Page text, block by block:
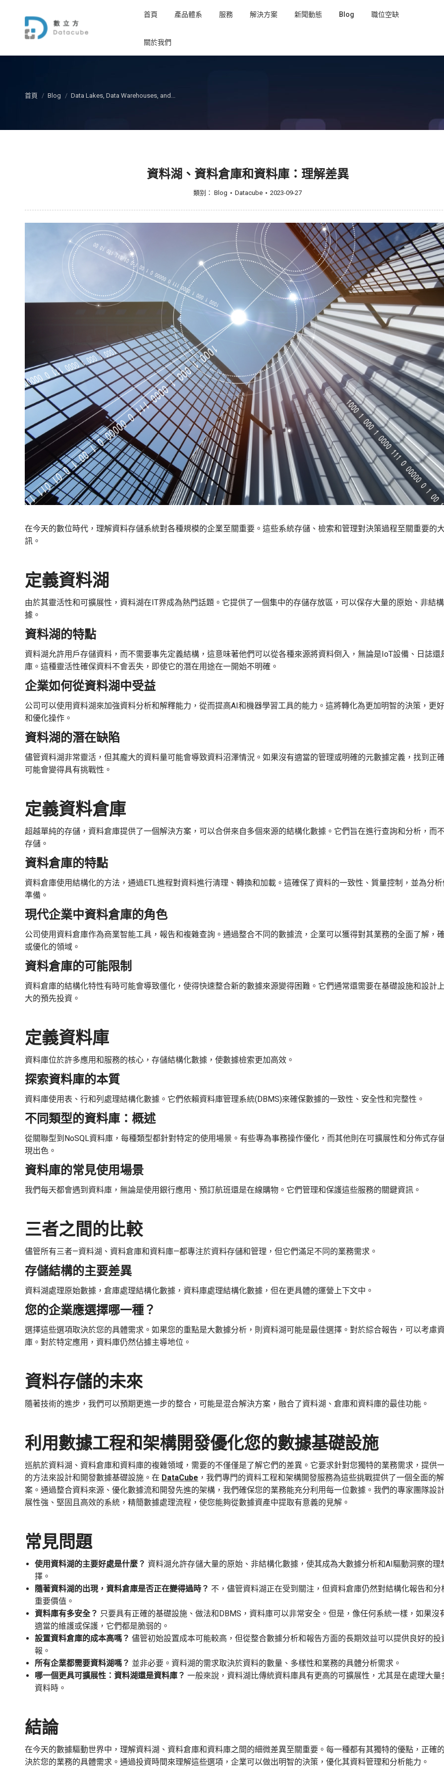
首頁 產品體系 服務 解決方案 新聞動態 Blog 職位空缺
關於我們
您在这里：
首頁 Blog Data Lakes, Data Warehouses, and...
資料湖、資料倉庫和資料庫：理解差異
類别： Blog Datacube 2023-09-27
在今天的數位時代，理解資料存儲系統對各種規模的企業至關重要。這些系統存儲、檢索和管理對決策過程至關重要的
訊。
定義資料湖
由於其靈活性和可擴展性，資料湖在IT界成為熱門話題。它提供了一個集中的存儲存放區，可以保存大量的原始、非結
據。
資料湖的特點
資料湖允許用戶存儲資料，而不需要事先定義結構，這意味著他們可以從各種來源將資料倒入，無論是IoT設備、日誌還
庫。這種靈活性確保資料不會丟失，即使它的潛在用途在一開始不明確。
企業如何從資料湖中受益
公司可以使用資料湖來加強資料分析和解釋能力，從而提高AI和機器學習工具的能力。這將轉化為更加明智的決策，更
和優化操作。
資料湖的潛在缺陷
儘管資料湖非常靈活，但其龐大的資料量可能會導致資料沼澤情況。如果沒有適當的管理或明確的元數據定義，找到正
可能會變得具有挑戰性。
定義資料倉庫
超越單純的存儲，資料倉庫提供了一個解決方案，可以合併來自多個來源的結構化數據。它們旨在進行查詢和分析，而
存儲。
資料倉庫的特點
資料倉庫使用結構化的方法，通過ETL進程對資料進行清理、轉換和加載。這確保了資料的一致性、質量控制，並為分析
準備。
現代企業中資料倉庫的角色
公司使用資料倉庫作為商業智能工具，報告和複雜查詢。通過整合不同的數據流，企業可以獲得對其業務的全面了解，
或優化的領域。
資料倉庫的可能限制
資料倉庫的結構化特性有時可能會導致僵化，使得快速整合新的數據來源變得困難。它們通常還需要在基礎設施和設計
大的預先投資。
定義資料庫
資料庫位於許多應用和服務的核心，存儲結構化數據，使數據檢索更加高效。
探索資料庫的本質
資料庫使用表、行和列處理結構化數據。它們依賴資料庫管理系統(DBMS)來確保數據的一致性、安全性和完整性。
不同類型的資料庫：概述
從關聯型到NoSQL資料庫，每種類型都針對特定的使用場景。有些專為事務操作優化，而其他則在可擴展性和分佈式存
現出色。
資料庫的常見使用場景
我們每天都會遇到資料庫，無論是使用銀行應用、預訂航班還是在線購物。它們管理和保護這些服務的關鍵資訊。
三者之間的比較
儘管所有三者—資料湖、資料倉庫和資料庫—都專注於資料存儲和管理，但它們滿足不同的業務需求。
存儲結構的主要差異
資料湖處理原始數據，倉庫處理結構化數據，資料庫處理結構化數據，但在更具體的運營上下文中。
您的企業應選擇哪一種？
選擇這些選項取決於您的具體需求。如果您的重點是大數據分析，則資料湖可能是最佳選擇。對於綜合報告，可以考慮
庫。對於特定應用，資料庫仍然佔據主導地位。
資料存儲的未來
隨著技術的進步，我們可以預期更進一步的整合，可能是混合解決方案，融合了資料湖、倉庫和資料庫的最佳功能。
利用數據工程和架構開發優化您的數據基礎設施
巡航於資料湖、資料倉庫和資料庫的複雜領域，需要的不僅僅是了解它們的差異。它要求針對您獨特的業務需求，提供
的方法來設計和開發數據基礎設施。在 DataCube ，我們專門的資料工程和架構開發服務為這些挑戰提供了一個全面的
案。通過整合資料來源、優化數據流和開發先進的架構，我們確保您的業務能充分利用每一位數據。我們的專家團隊設
展性強、堅固且高效的系統，精簡數據處理流程，使您能夠從數據資產中提取有意義的見解。
常見問題
使用資料湖的主要好處是什麼？ 資料湖允許存儲大量的原始、非結構化數據，使其成為大數據分析和AI驅動洞察的理
擇。
隨著資料湖的出現，資料倉庫是否正在變得過時？ 不，儘管資料湖正在受到關注，但資料倉庫仍然對結構化報告和分
重要價值。
資料庫有多安全？ 只要具有正確的基礎設施、做法和DBMS，資料庫可以非常安全。但是，像任何系統一樣，如果沒
適當的維護或保護，它們都是脆弱的。
設置資料倉庫的成本高嗎？ 儘管初始設置成本可能較高，但從整合數據分析和報告方面的長期效益可以提供良好的投
報。
所有企業都需要資料湖嗎？ 並非必要。資料湖的需求取決於資料的數量、多樣性和業務的具體分析需求。
哪一個更具可擴展性：資料湖還是資料庫？ 一般來說，資料湖比傳統資料庫具有更高的可擴展性，尤其是在處理大量
資料時。
結論
在今天的數據驅動世界中，理解資料湖、資料倉庫和資料庫之間的細微差異至關重要。每一種都有其獨特的優點，正確
決於您的業務的具體需求。通過投資時間來理解這些選項，企業可以做出明智的決策，優化其資料管理和分析能力。